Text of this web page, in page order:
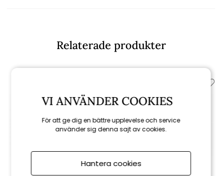
Relaterade produkter
VI ANVÄNDER COOKIES
För att ge dig en bättre upplevelse och service
använder sig denna sajt av cookies.
Hantera cookies